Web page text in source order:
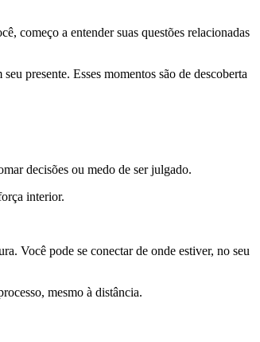
começo a entender suas questões relacionadas
presente. Esses momentos são de descoberta
decisões ou medo de ser julgado.
interior.
Você pode se conectar de onde estiver, no seu
mesmo à distância.